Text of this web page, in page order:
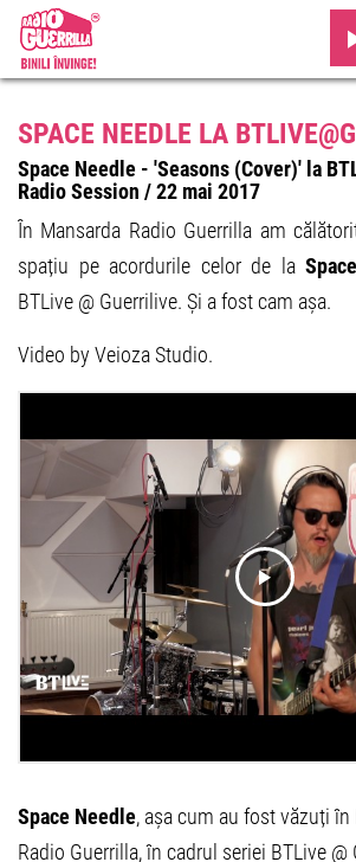
SPACE NEEDLE LA
Space Needle - 'Seasons (Cover)' la
Radio Session / 22 mai 2017
În Mansarda Radio Guerrilla am
spațiu pe acordurile celor de la
BTLive @ Guerrilive. Și a fost cam așa.
Video by Veioza Studio.
Space Needle, așa cum au fost văzuți în
Radio Guerrilla, în cadrul seriei BTLive @